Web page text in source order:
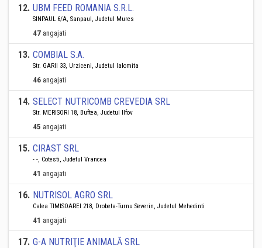
12. UBM FEED ROMANIA S.R.L.
SINPAUL 6/A, Sanpaul, Judetul Mures
47 angajati
13. COMBIAL S.A.
Str. GARII 33, Urziceni, Judetul Ialomita
46 angajati
14. SELECT NUTRICOMB CREVEDIA SRL
Str. MERISORI 18, Buftea, Judetul Ilfov
45 angajati
15. CIRAST SRL
- -, Cotesti, Judetul Vrancea
41 angajati
16. NUTRISOL AGRO SRL
Calea TIMISOAREI 218, Drobeta-Turnu Severin, Judetul Mehedinti
41 angajati
17. G-A NUTRIŢIE ANIMALĂ SRL